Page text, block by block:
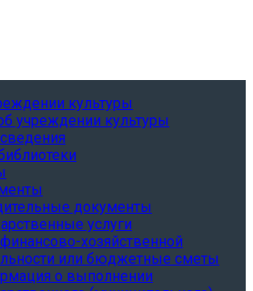
культуры
учреждении культуры
документы
услуги
хозяйственной
или бюджетные сметы
о выполнении